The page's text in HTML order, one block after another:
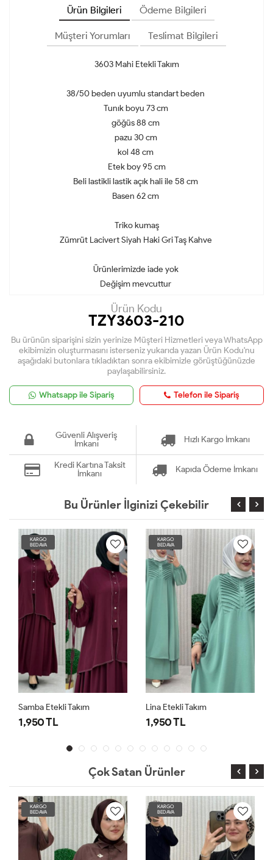
Ürün Bilgileri Ödeme Bilgileri
Müşteri Yorumları Teslimat Bilgileri
3603 Mahi Etekli Takım
38/50 beden uyumlu standart beden
Tunık boyu 73 cm
göğüs 88 cm
pazu 30 cm
kol 48 cm
Etek boy 95 cm
Beli lastikli lastik açık hali ile 58 cm
Basen 62 cm
Triko kumaş
Zümrüt Lacivert Siyah Haki Gri Taş Kahve
Ürünlerimizde iade yok
Değişim mevcuttur
Ürün Kodu
TZY3603-210
Bu ürünün siparişini sizin yerinize Müşteri Hizmetleri veya WhatsApp
ekibimizin oluşturmasını isterseniz yukarıda yazan Ürün Kodu'nu
aşağıdaki butonlara tıkladıktan sonra ekibimizle görüştüğünüzde
paylaşabilirsiniz.
Whatsapp ile Sipariş Telefon ile Sipariş
Güvenli Alışveriş
İmkanı
Hızlı Kargo İmkanı
Kredi Kartına Taksit
İmkanı
Kapıda Ödeme İmkanı
Bu Ürünler İlginizi Çekebilir
KARGO
BEDAVA
Samba Etekli Takım
1,950 TL
KARGO
BEDAVA
Lina Etekli Takım
1,950 TL
Çok Satan Ürünler
KARGO
BEDAVA
KARGO
BEDAVA